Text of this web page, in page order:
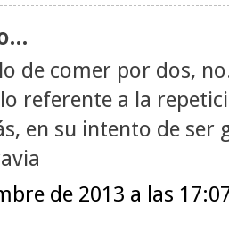
de comer por dos,
referente a la
en su intento de ser
de 2013 a las